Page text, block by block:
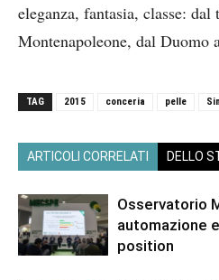
eleganza, fantasia, classe:
Montenapoleone, dal Duomo
TAG 2015 conceria pelle
ARTICOLI CORRELATI DELLO
Osservatorio
automazione
position